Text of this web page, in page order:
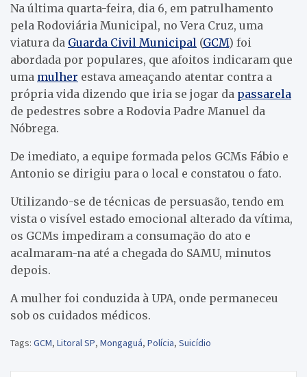
Na última quarta-feira, dia 6, em patrulhamento
pela Rodoviária Municipal, no Vera Cruz, uma
viatura da Guarda Civil Municipal (GCM) foi
abordada por populares, que afoitos indicaram que
uma mulher estava ameaçando atentar contra a
própria vida dizendo que iria se jogar da passarela
de pedestres sobre a Rodovia Padre Manuel da
Nóbrega.
De imediato, a equipe formada pelos GCMs Fábio e
Antonio se dirigiu para o local e constatou o fato.
Utilizando-se de técnicas de persuasão, tendo em
vista o visível estado emocional alterado da vítima,
os GCMs impediram a consumação do ato e
acalmaram-na até a chegada do SAMU, minutos
depois.
A mulher foi conduzida à UPA, onde permaneceu
sob os cuidados médicos.
Tags: GCM, Litoral SP, Mongaguá, Polícia, Suicídio